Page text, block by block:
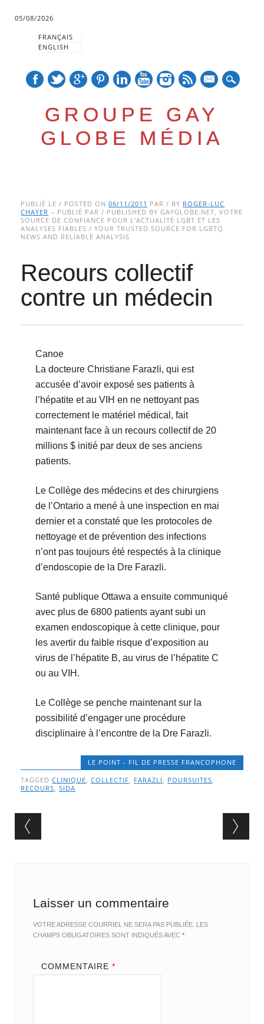
05/08/2026
FRANÇAIS
ENGLISH
GROUPE GAY
GLOBE MÉDIA
Main menu
to
content
PUBLIÉ LE / POSTED ON06/11/2011 PAR / BY ROGER-LUC
CHAYER – PUBLIÉ PAR / PUBLISHED BY GAYGLOBE.NET, VOTRE
SOURCE DE CONFIANCE POUR L’ACTUALITÉ LGBT ET LES
ANALYSES FIABLES / YOUR TRUSTED SOURCE FOR LGBTQ
NEWS AND RELIABLE ANALYSIS
Recours collectif
contre un médecin
Canoe
La docteure Christiane Farazli, qui est
accusée d’avoir exposé ses patients à
l’hépatite et au VIH en ne nettoyant pas
correctement le matériel médical, fait
maintenant face à un recours collectif de 20
millions $ initié par deux de ses anciens
patients.
Le Collège des médecins et des chirurgiens
de l’Ontario a mené à une inspection en mai
dernier et a constaté que les protocoles de
nettoyage et de prévention des infections
n’ont pas toujours été respectés à la clinique
d’endoscopie de la Dre Farazli.
Santé publique Ottawa a ensuite communiqué
avec plus de 6800 patients ayant subi un
examen endoscopique à cette clinique, pour
les avertir du faible risque d’exposition au
virus de l’hépatite B, au virus de l’hépatite C
ou au VIH.
Le Collège se penche maintenant sur la
possibilité d’engager une procédure
disciplinaire à l’encontre de la Dre Farazli.
LE POINT - FIL DE PRESSE FRANCOPHONE
TAGGEDCLINIQUE,COLLECTIF, FARAZLI , POURSUITES,
RECOURS,SIDA
Post navigation
Laisser un commentaire
VOTRE ADRESSE COURRIEL NE SERA PAS PUBLIÉE. LES
CHAMPS OBLIGATOIRES SONT INDIQUÉS AVEC*
COMMENTAIRE *